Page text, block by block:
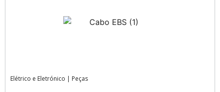
Elétrico e Eletrónico | Peças